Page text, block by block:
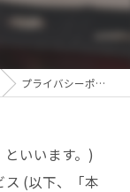
プライバシーポリシー
いいます。)
ス (以下、「本